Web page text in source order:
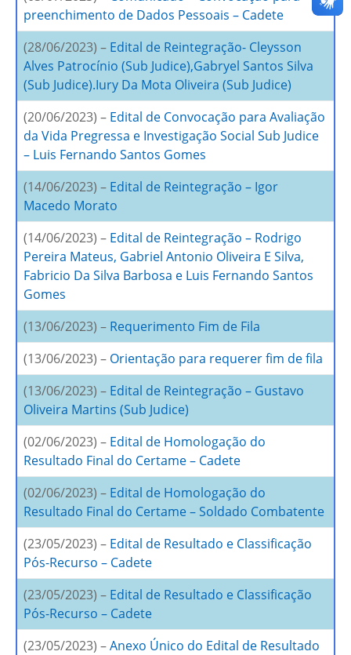
preenchimento de Dados Pessoais – Cadete
(28/06/2023) – Edital de Reintegração- Cleysson
Alves Patrocínio (Sub Judice),Gabryel Santos Silva
(Sub Judice).Iury Da Mota Oliveira (Sub Judice)
(20/06/2023) – Edital de Convocação para Avaliação
da Vida Pregressa e Investigação Social Sub Judice
– Luis Fernando Santos Gomes
(14/06/2023) – Edital de Reintegração – Igor
Macedo Morato
(14/06/2023) – Edital de Reintegração – Rodrigo
Pereira Mateus, Gabriel Antonio Oliveira E Silva,
Fabricio Da Silva Barbosa e Luis Fernando Santos
Gomes
(13/06/2023) – Requerimento Fim de Fila
(13/06/2023) – Orientação para requerer fim de fila
(13/06/2023) – Edital de Reintegração – Gustavo
Oliveira Martins (Sub Judice)
(02/06/2023) – Edital de Homologação do
Resultado Final do Certame – Cadete
(02/06/2023) – Edital de Homologação do
Resultado Final do Certame – Soldado Combatente
(23/05/2023) – Edital de Resultado e Classificação
Pós-Recurso – Cadete
(23/05/2023) – Edital de Resultado e Classificação
Pós-Recurso – Cadete
(23/05/2023) –Anexo Único do Edital de Resultado